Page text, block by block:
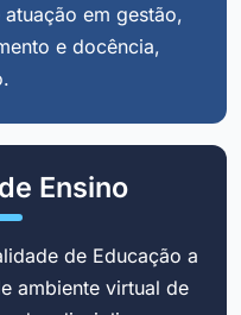
em gestão,
e docência,
Ensino
de Educação a
ambiente virtual de